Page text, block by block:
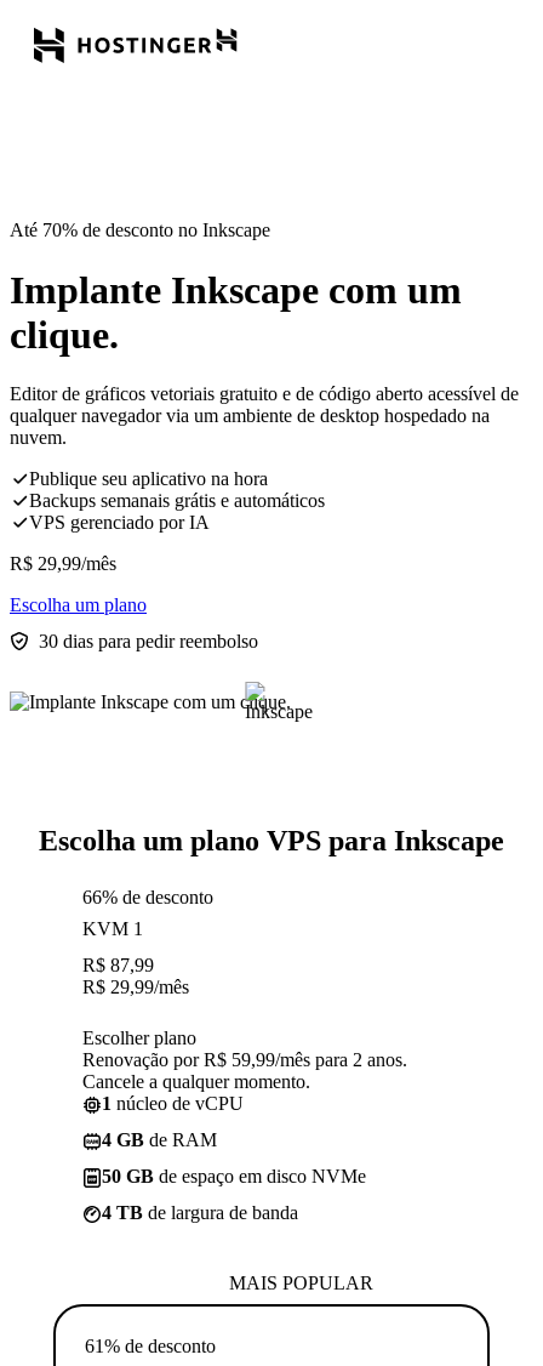
Até 70% de desconto no Inkscape
Implante Inkscape com um
clique.
Editor de gráficos vetoriais gratuito e de código aberto acessível de
qualquer navegador via um ambiente de desktop hospedado na
nuvem.
Publique seu aplicativo na hora
Backups semanais grátis e automáticos
VPS gerenciado por IA
R$ 29,99/mês
Escolha um plano
30 dias para pedir reembolso
Escolha um plano VPS para Inkscape
66% de desconto
KVM 1
R$ 87,99
R$ 29,99/mês
Escolher plano
Renovação por R$ 59,99/mês para 2 anos.
Cancele a qualquer momento.
1 núcleo de vCPU
4 GB de RAM
50 GB de espaço em disco NVMe
4 TB de largura de banda
MAIS POPULAR
61% de desconto